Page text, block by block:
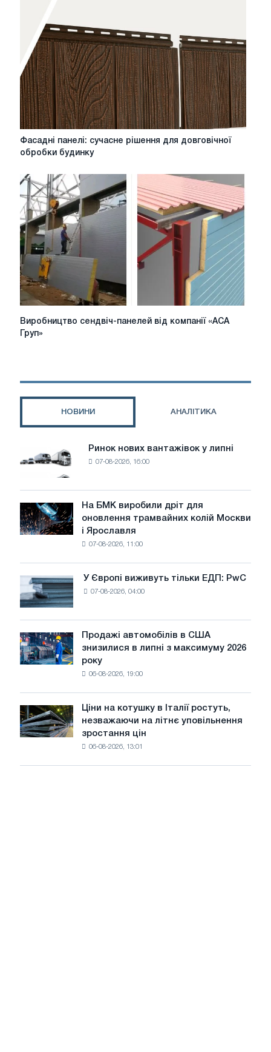
Фасадні
панелі:
рішення
для
довговічної
обробки
будинку
Фасадні панелі: сучасне рішення для довговічної
обробки будинку
Виробництво
сендвіч-
«АСА
Виробництво сендвіч-панелей від компанії «АСА
Груп»
НОВИНИ АНАЛІТИКА
Ринок
нових
вантажівок
у
липні
Ринок нових вантажівок у липні
07-08-2026, 16:00
На
БМК
виробили
трамвайних
колій
Москви
і
Ярославля
На БМК виробили дріт для
оновлення трамвайних колій Москви
і Ярославля
07-08-2026, 11:00
Європі
виживуть
тільки
ЕДП:
PwC
У Європі виживуть тільки ЕДП: PwC
07-08-2026, 04:00
Продажі
автомобілів
в
липні
з
максимуму
року
Продажі автомобілів в США
знизилися в липні з максимуму 2026
року
06-08-2026, 19:00
Ціни
на
котушку
Ціни на котушку в Італії ростуть,
незважаючи на літнє уповільнення
зростання цін
06-08-2026, 13:01